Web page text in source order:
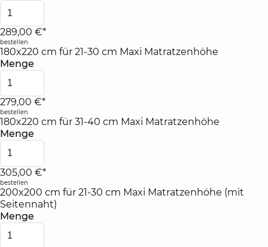
289,00 €*
bestellen
180x220 cm für 21-30 cm Maxi Matratzenhöhe
Menge
279,00 €*
bestellen
180x220 cm für 31-40 cm Maxi Matratzenhöhe
Menge
305,00 €*
bestellen
200x200 cm für 21-30 cm Maxi Matratzenhöhe (mit
Seitennaht)
Menge